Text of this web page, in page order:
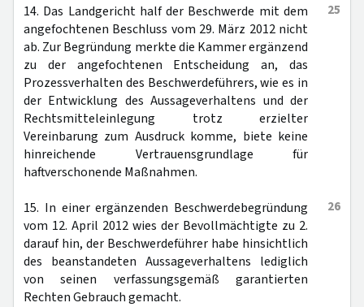
25
14. Das Landgericht half der Beschwerde mit dem
angefochtenen Beschluss vom 29. März 2012 nicht
ab. Zur Begründung merkte die Kammer ergänzend
zu der angefochtenen Entscheidung an, das
Prozessverhalten des Beschwerdeführers, wie es in
der Entwicklung des Aussageverhaltens und der
Rechtsmitteleinlegung trotz erzielter
Vereinbarung zum Ausdruck komme, biete keine
hinreichende Vertrauensgrundlage für
haftverschonende Maßnahmen.
26
15. In einer ergänzenden Beschwerdebegründung
vom 12. April 2012 wies der Bevollmächtigte zu 2.
darauf hin, der Beschwerdeführer habe hinsichtlich
des beanstandeten Aussageverhaltens lediglich
von seinen verfassungsgemäß garantierten
Rechten Gebrauch gemacht.